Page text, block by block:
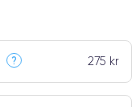
? 275 kr